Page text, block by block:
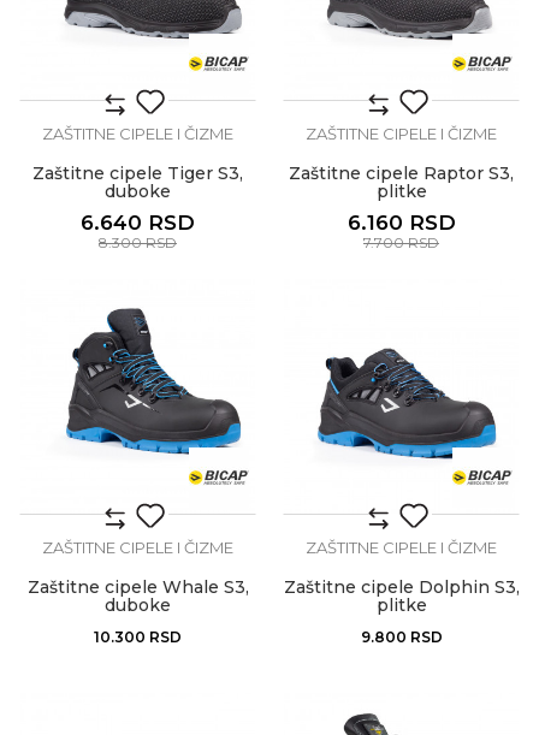
ZAŠTITNE CIPELE I ČIZME
Zaštitne cipele Tiger S3,
duboke
6.640 RSD
8.300RSD
ZAŠTITNE CIPELE I ČIZME
Zaštitne cipele Raptor S3,
plitke
6.160 RSD
7.700RSD
ZAŠTITNE CIPELE I ČIZME
Zaštitne cipele Whale S3,
duboke
10.300 RSD
ZAŠTITNE CIPELE I ČIZME
Zaštitne cipele Dolphin S3,
plitke
9.800 RSD